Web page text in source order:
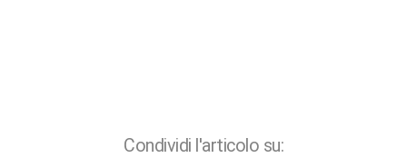
Condividi l'articolo su: